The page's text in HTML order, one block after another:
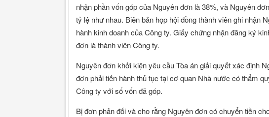
nhận phần vốn góp của Nguyên đơn là 38%, và Nguyên
tỷ lệ như nhau. Biên bản họp hội đồng thành viên ghi nhận
hành kinh doanh của Công ty. Giấy chứng nhận đăng ký
đơn là thành viên Công ty.
Nguyên đơn khởi kiện yêu cầu Tòa án giải quyết xác định
đơn phải tiến hành thủ tục tại cơ quan Nhà nước có thẩm
Công ty với số vốn đã góp.
Bị đơn phản đối và cho rằng Nguyên đơn có chuyển tiền